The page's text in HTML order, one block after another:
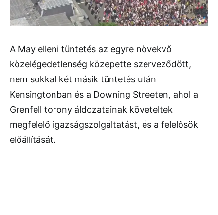
A May elleni tüntetés az egyre növekvő
közelégedetlenség közepette szerveződött,
nem sokkal két másik tüntetés után
Kensingtonban és a Downing Streeten, ahol a
Grenfell torony áldozatainak követeltek
megfelelő igazságszolgáltatást, és a felelősök
előállítását.